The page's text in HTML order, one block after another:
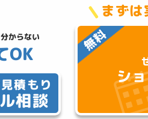
まず
からない
OK
積もり
相談
シ